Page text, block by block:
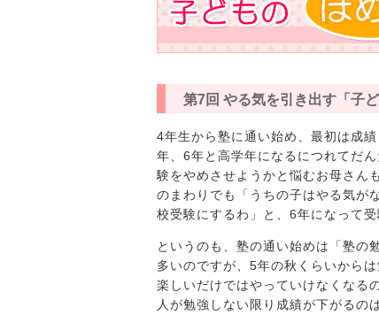
第7回 やる気を引き出す「子
4年生から塾に通い始め、最初は成
年、6年と高学年になるにつれてだ
験をやめさせようかと悩むお母さん
のまわりでも「うちの子はやる気が
校受験にするわ」と、6年になって受
というのも、塾の通い始めは「塾の
多いのですが、5年の秋くらいから
楽しいだけではやっていけなくなる
人が勉強しない限り成績が下がるの